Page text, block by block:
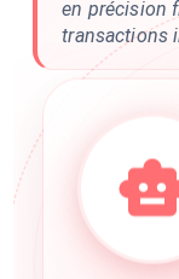
en précision
transactions